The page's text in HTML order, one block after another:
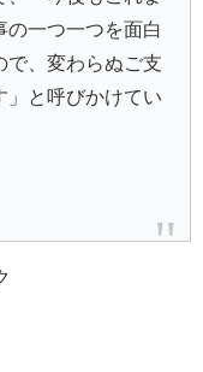
の一つ一つを面白
で、変わらぬご支
」と呼びかけてい